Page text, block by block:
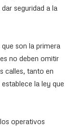
seguridad a la
son la primera
no deben omitir
calles, tanto en
la ley que
operativos